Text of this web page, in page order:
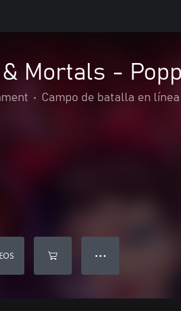
Mortals -
• Campo de batalla en
● ● ●